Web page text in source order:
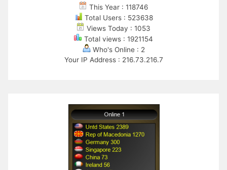
This Year : 118746
Total Users : 523638
Views Today : 1053
Total views : 1921154
Who's Online : 2
Your IP Address : 216.73.216.7